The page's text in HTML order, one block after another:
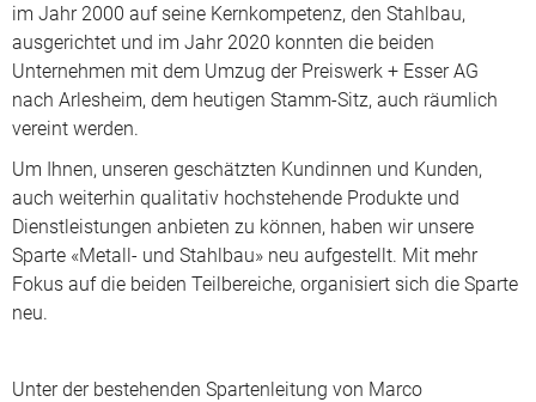
im Jahr 2000 auf seine Kernkompetenz, den Stahlbau,
ausgerichtet und im Jahr 2020 konnten die beiden
Unternehmen mit dem Umzug der Preiswerk + Esser AG
nach Arlesheim, dem heutigen Stamm-Sitz, auch räumlich
vereint werden.
Um Ihnen, unseren geschätzten Kundinnen und Kunden,
auch weiterhin qualitativ hochstehende Produkte und
Dienstleistungen anbieten zu können, haben wir unsere
Sparte «Metall- und Stahlbau» neu aufgestellt. Mit mehr
Fokus auf die beiden Teilbereiche, organisiert sich die Sparte
neu.
Unter der bestehenden Spartenleitung von Marco